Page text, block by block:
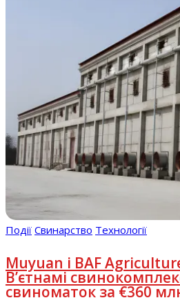
Події Свинарство Технології
Muyuan і BAF
В’єтнамі
свиноматок за €360